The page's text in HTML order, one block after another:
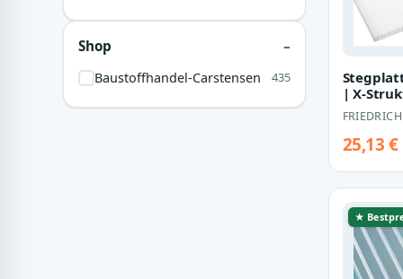
Shop
Baustoffhandel-Carstensen 435
| X-
Breite
w…
25,13 €
★